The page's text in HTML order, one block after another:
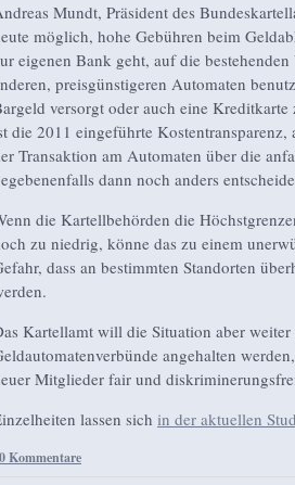
Mundt, Präsident des
möglich, hohe Gebühren beim
eigenen Bank geht, auf die
preisgünstigeren Automaten
versorgt oder auch eine
die 2011 eingeführte Kostentransparenz,
Transaktion am Automaten über die
dann noch anders
die Kartellbehörden die
zu niedrig, könne das zu einem
dass an bestimmten Standorten
Kartellamt will die Situation aber
angehalten
Mitglieder fair und
lassen sich in der aktuellen
Kommentare